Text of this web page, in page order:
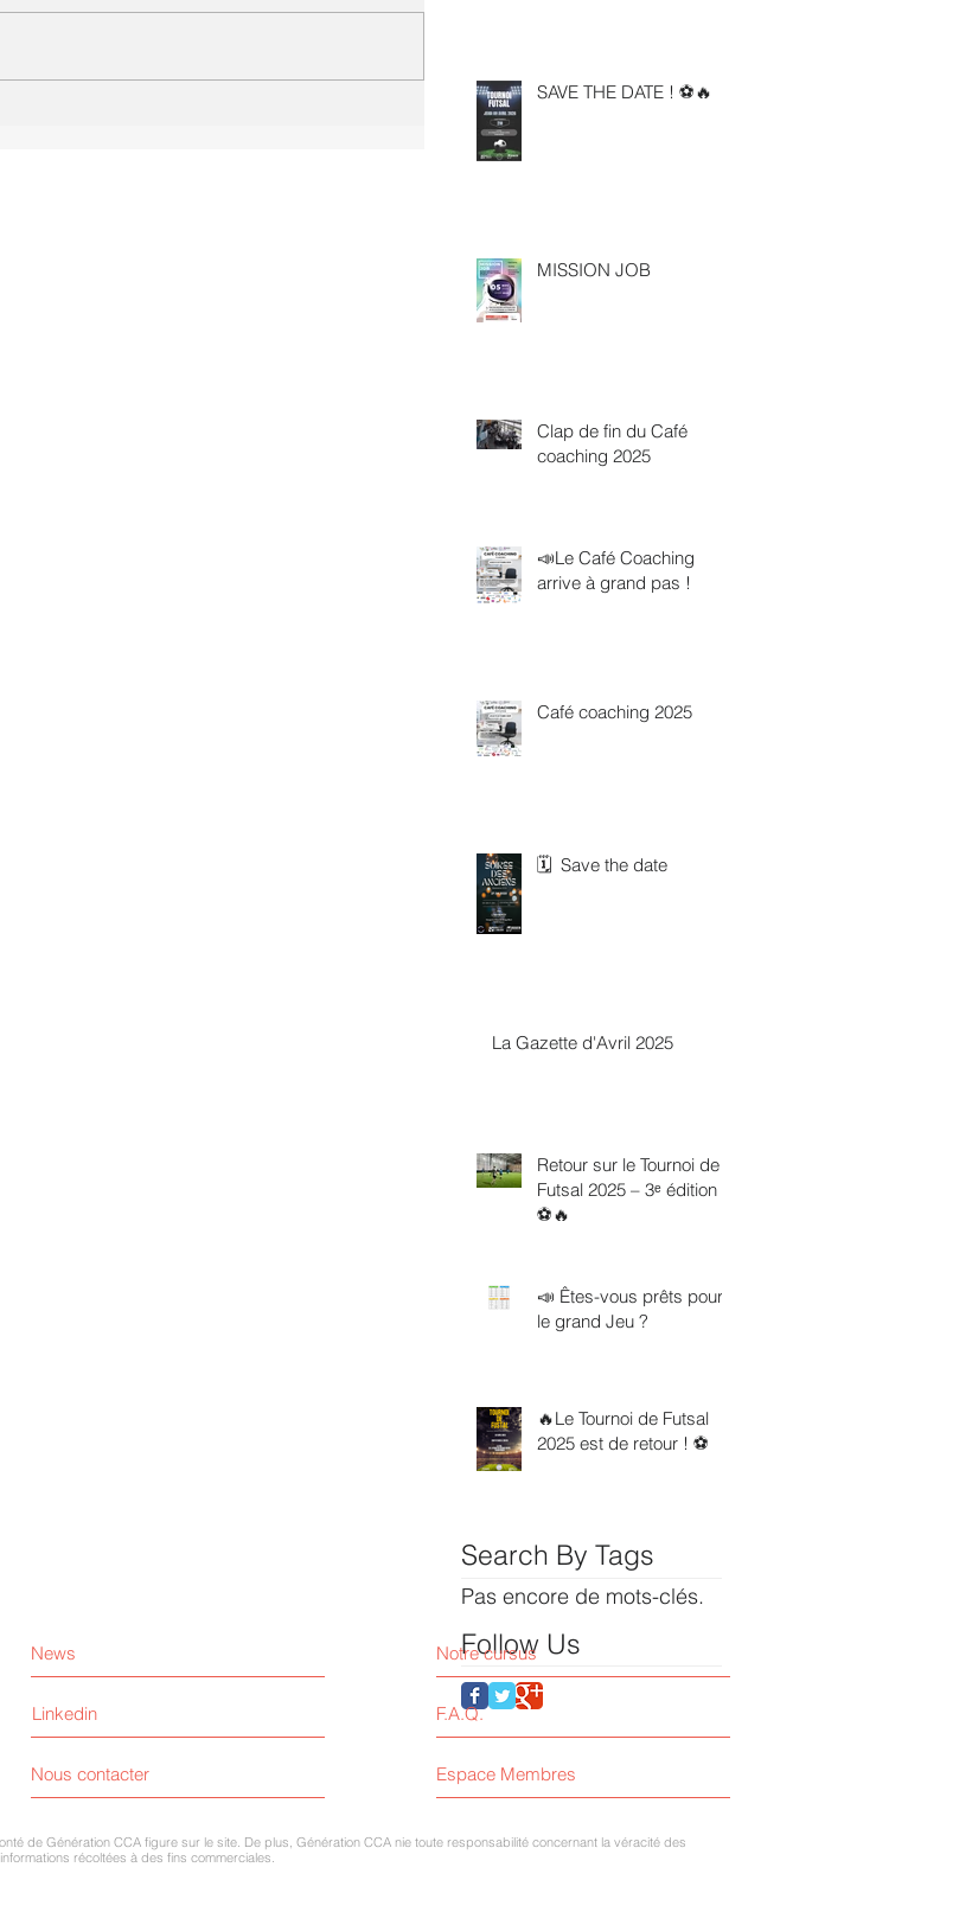
SAVE THE DATE ! ⚽🔥
MISSION JOB
Clap de fin du Café
coaching 2025
📣Le Café Coaching
arrive à grand pas !
Café coaching 2025
🗓 Save the date
La Gazette d'Avril 2025
Retour sur le Tournoi de
Futsal 2025 – 3ᵉ édition !
⚽️🔥
📣 Êtes-vous prêts pour
le grand Jeu ?
🔥Le Tournoi de Futsal
2025 est de retour ! ⚽
Search By Tags
Pas encore de mots-clés.
Follow Us
News
Linkedin
Nous contacter
Notre cursus
F.A.Q.
Espace Membres
de Génération CCA figure sur le site. De plus, Génération CCA nie toute responsabilité concernant la véracité des
récoltées à des fins commerciales.